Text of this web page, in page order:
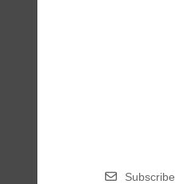
Subscribe